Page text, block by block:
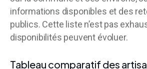
informations disponibles et des
publics. Cette liste n’est pas
disponibilités peuvent évoluer.
Tableau comparatif des